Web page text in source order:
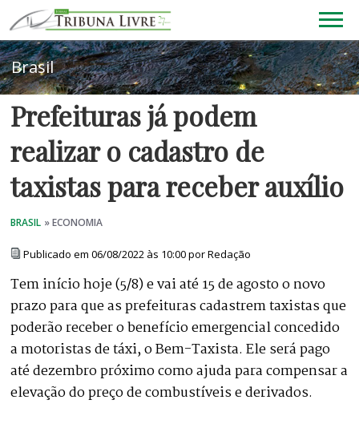
Prefeituras já podem
realizar o cadastro de
taxistas para receber auxílio
Publicado em 06/08/2022 às 10:00 por Redação
Tem início hoje (5/8) e vai até 15 de agosto o novo
prazo para que as prefeituras cadastrem taxistas que
poderão receber o benefício emergencial concedido
a motoristas de táxi, o Bem-Taxista. Ele será pago
até dezembro próximo como ajuda para compensar a
elevação do preço de combustíveis e derivados.